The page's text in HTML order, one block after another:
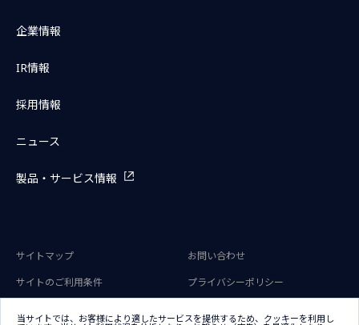
企業情報
IR情報
採用情報
ニュース
製品・サービス情報
サイトマップ
お問い合わせ
サイトのご利用条件
プライバシーポリシー
当サイトでは、お客様により適したサービスを提供するため、クッキーを利用し